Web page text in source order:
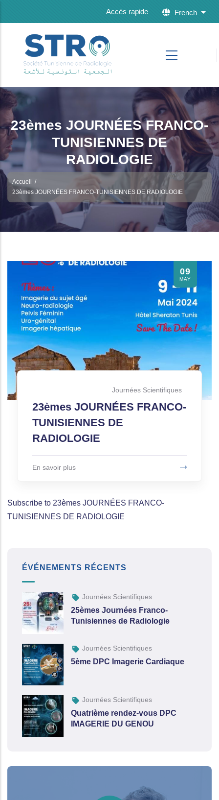
Accès rapide French List
23èmes JOURNÉES FRANCO-
TUNISIENNES DE
RADIOLOGIE
Accueil
/
23èmes JOURNÉES FRANCO-TUNISIENNES DE RADIOLOGIE
09
MAY
Journées Scientifiques
23èmes JOURNÉES FRANCO-
TUNISIENNES DE
RADIOLOGIE
En savoir plus
Subscribe to 23èmes JOURNÉES FRANCO-
TUNISIENNES DE RADIOLOGIE
ÉVÉNEMENTS RÉCENTS
Journées Scientifiques
25èmes Journées Franco-
Tunisiennes de Radiologie
Journées Scientifiques
5ème DPC Imagerie Cardiaque
Journées Scientifiques
Quatrième rendez-vous DPC
IMAGERIE DU GENOU